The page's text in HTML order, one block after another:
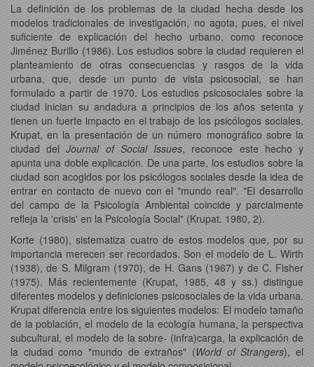
La definición de los problemas de la ciudad hecha desde los
modelos tradicionales de investigación, no agota, pues, el nivel
suficiente de explicación del hecho urbano, como reconoce
Jiménez Burillo (1986). Los estudios sobre la ciudad requieren el
planteamiento de otras consecuencias y rasgos de la vida
urbana, que, desde un punto de vista psicosocial, se han
formulado a partir de 1970. Los estudios psicosociales sobre la
ciudad inician su andadura a principios de los años setenta y
tienen un fuerte impacto en el trabajo de los psicólogos sociales.
Krupat, en la presentación de un número monográfico sobre la
ciudad delJournal of Social Issues, reconoce este hecho y
apunta una doble explicación. De una parte, los estudios sobre la
ciudad son acogidos por los psicólogos sociales desde la idea de
entrar en contacto de nuevo con el "mundo real". "El desarrollo
del campo de la Psicología Ambiental coincide y parcialmente
refleja la 'crisis' en la Psicología Social" (Krupat. 1980, 2).
Korte (1980), sistematiza cuatro de estos modelos que, por su
importancia merecen ser recordados. Son el modelo de L. Wirth
(1938), de S. Milgram (1970), de H. Gans (1967) y de C. Fisher
(1975). Más recientemente (Krupat, 1985, 48 y ss.) distingue
diferentes modelos y definiciones psicosociales de la vida urbana.
Krupat diferencia entre los siguientes modelos: El modelo tamaño
de la población, el modelo de la ecología humana, la perspectiva
subcultural, el modelo de la sobre- (infra)carga, la explicación de
la ciudad como "mundo de extraños" (World of Strangers), el